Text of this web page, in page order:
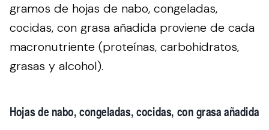
gramos de hojas de nabo, congeladas,
cocidas, con grasa añadida proviene de cada
macronutriente (proteínas, carbohidratos,
grasas y alcohol).